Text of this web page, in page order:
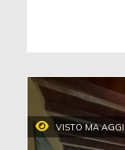
VISTO MA